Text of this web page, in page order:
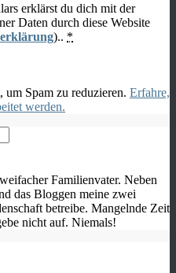
erklärst du dich mit der
Daten durch diese Website
).. *
Spam zu reduzieren. Erfahre,
werden.
Familienvater. Neben
das Bloggen meine zwei
betreibe. Mangelnde Zeit
nicht auf. Niemals!